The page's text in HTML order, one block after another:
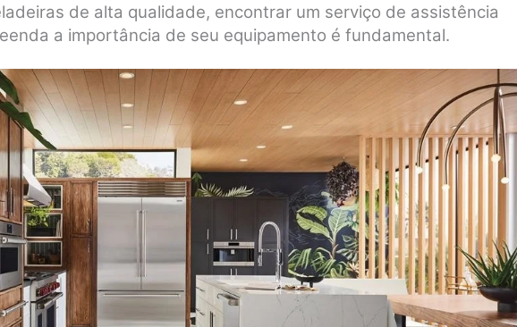
de alta qualidade, encontrar um serviço de assistência
a importância de seu equipamento é fundamental.